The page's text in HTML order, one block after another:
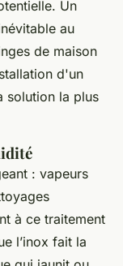
Un
au
de maison
d'un
solution la plus
: vapeurs
à ce traitement
l’inox fait la